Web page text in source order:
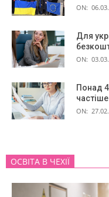
ON:
Для
ON:
Понад
ON:
ОСВІТА В ЧЕХІЇ